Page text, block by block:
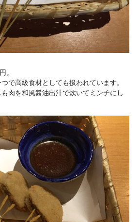
。
で高級食材としても扱われています。
肉を和風醤油出汁で炊いてミンチにし